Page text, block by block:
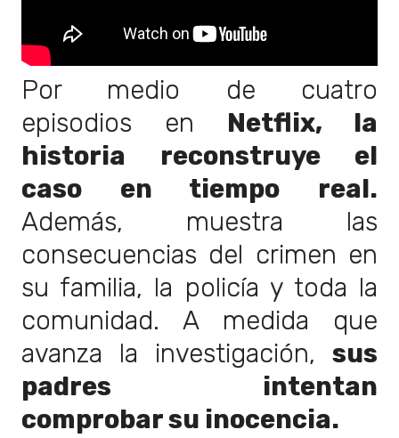
Por medio de cuatro
episodios en Netflix, la
historia reconstruye el
caso en tiempo real.
Además, muestra las
consecuencias del crimen en
su familia, la policía y toda la
comunidad. A medida que
avanza la investigación, sus
padres intentan
comprobar su inocencia.